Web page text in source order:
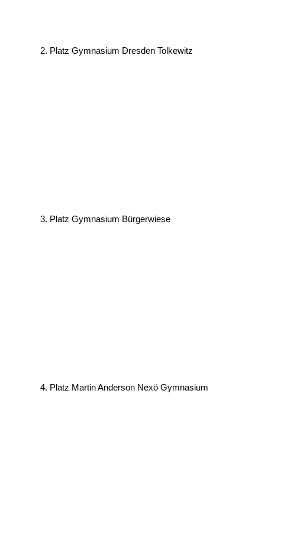
2. Platz Gymnasium Dresden Tolkewitz
3. Platz Gymnasium Bürgerwiese
4. Platz Martin Anderson Nexö Gymnasium